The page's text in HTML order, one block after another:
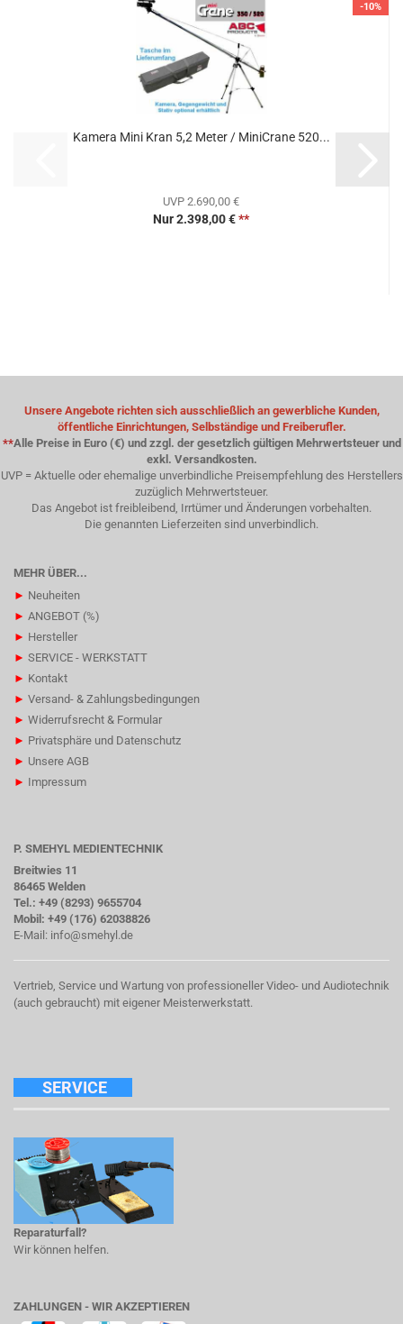
-10%
Kamera Mini Kran 5,2 Meter / MiniCrane 520...
UVP 2.690,00 €
Nur 2.398,00 €**
Unsere Angebote richten sich ausschließlich an gewerbliche Kunden,
öffentliche Einrichtungen, Selbständige und Freiberufler.
**Alle Preise in Euro (€) und zzgl. der gesetzlich gültigen Mehrwertsteuer und
exkl. Versandkosten.
UVP = Aktuelle oder ehemalige unverbindliche Preisempfehlung des Herstellers
zuzüglich Mehrwertsteuer.
Das Angebot ist freibleibend, Irrtümer und Änderungen vorbehalten.
Die genannten Lieferzeiten sind unverbindlich.
MEHR ÜBER...
► Neuheiten
► ANGEBOT (%)
► Hersteller
► SERVICE - WERKSTATT
► Kontakt
► Versand- & Zahlungsbedingungen
► Widerrufsrecht & Formular
► Privatsphäre und Datenschutz
► Unsere AGB
► Impressum
P. SMEHYL MEDIENTECHNIK
Breitwies 11
86465 Welden
Tel.: +49 (8293) 9655704
Mobil: +49 (176) 62038826
E-Mail: info@smehyl.de
Vertrieb, Service und Wartung von professioneller Video- und Audiotechnik
(auch gebraucht) mit eigener Meisterwerkstatt.
SERVICE
Reparaturfall?
Wir können helfen.
ZAHLUNGEN - WIR AKZEPTIEREN